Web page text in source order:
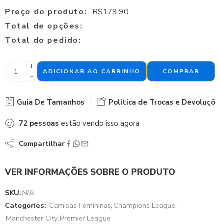
Preço do produto: R$179.90
Total de opções:
Total do pedido:
ADICIONAR AO CARRINHO COMPRAR
Guia De Tamanhos Política de Trocas e
72 pessoas estão vendo isso agora
Compartilhar
VER INFORMAÇÕES SOBRE O PRODUTO
SKU: N/A
Categories: Camisas Femininas, Champions League,
Manchester City, Premier League